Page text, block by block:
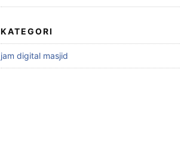
KATEGORI
jam digital masjid